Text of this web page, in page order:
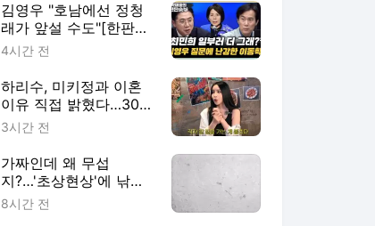
김영우 "호남에선 정청
래가 앞설 수도"[한판승
부]
4시간 전
하리수, 미키정과 이혼
이유 직접 밝혔다…30억
·경찰서 루머는 모두 부
3시간 전
가짜인데 왜 무섭
지?…'초상현상'에 낚이
는 우리들[쪼중만의 공
8시간 전